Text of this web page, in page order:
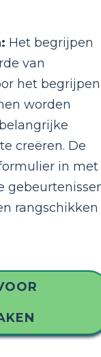
Het begrijpen
van
het begrijpen
worden
creëren. De
in met
rangschikken